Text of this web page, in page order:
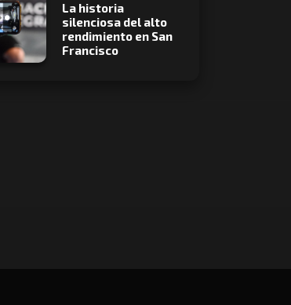
La historia
silenciosa del alto
rendimiento en San
Francisco